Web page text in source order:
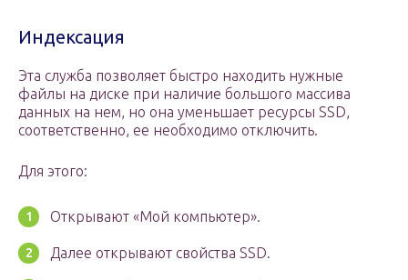
Индексация
Эта служба позволяет быстро находить нужные
файлы на диске при наличие большого массива
данных на нем, но она уменьшает ресурсы SSD,
соответственно, ее необходимо отключить.
Для этого:
Открывают «Мой компьютер».
Далее открывают свойства SSD.